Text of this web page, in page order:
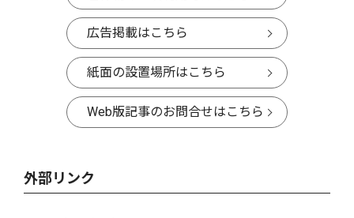
広告掲載はこちら
紙面の設置場所はこちら
Web版記事のお問合せはこちら
外部リンク